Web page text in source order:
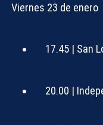
Viernes 23 de enero
17.45 | San
20.00 |